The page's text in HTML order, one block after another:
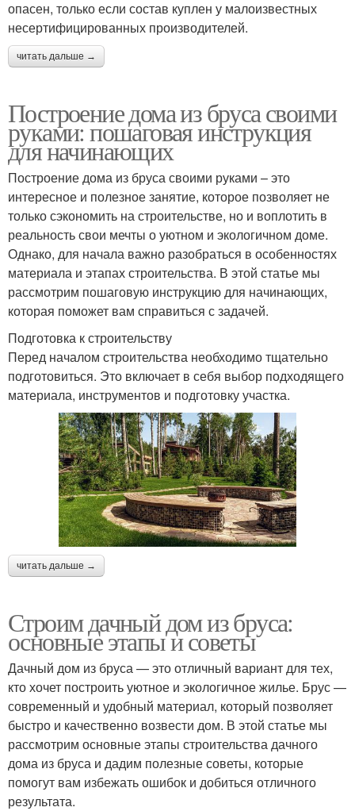
опасен, только если состав куплен у малоизвестных
несертифицированных производителей.
читать дальше →
Построение дома из бруса своими
руками: пошаговая инструкция
для начинающих
Построение дома из бруса своими руками – это
интересное и полезное занятие, которое позволяет не
только сэкономить на строительстве, но и воплотить в
реальность свои мечты о уютном и экологичном доме.
Однако, для начала важно разобраться в особенностях
материала и этапах строительства. В этой статье мы
рассмотрим пошаговую инструкцию для начинающих,
которая поможет вам справиться с задачей.
Подготовка к строительству
Перед началом строительства необходимо тщательно
подготовиться. Это включает в себя выбор подходящего
материала, инструментов и подготовку участка.
читать дальше →
Строим дачный дом из бруса:
основные этапы и советы
Дачный дом из бруса — это отличный вариант для тех,
кто хочет построить уютное и экологичное жилье. Брус —
современный и удобный материал, который позволяет
быстро и качественно возвести дом. В этой статье мы
рассмотрим основные этапы строительства дачного
дома из бруса и дадим полезные советы, которые
помогут вам избежать ошибок и добиться отличного
результата.